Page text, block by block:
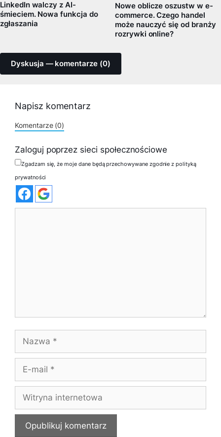
LinkedIn walczy z AI-
śmieciem. Nowa funkcja do
zgłaszania
Nowe oblicze oszustw w e-
commerce. Czego handel
może nauczyć się od branży
rozrywki online?
Dyskusja — komentarze (0)
Napisz komentarz
Komentarze (0)
Zaloguj poprzez sieci społecznościowe
Zgadzam się, że moje dane będą przechowywane zgodnie z polityką
prywatności
Nazwa
Witryna
internetowa